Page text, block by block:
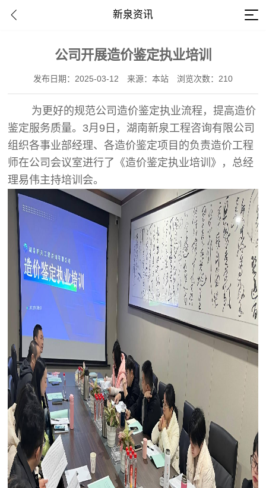
新泉资讯
公司开展造价鉴定执业培训
发布日期：2025-03-12 来源：本站 浏览次数：210
为更好的规范公司造价鉴定执业流程，提高造价
鉴定服务质量。3月9日，湖南新泉工程咨询有限公司
组织各事业部经理、各造价鉴定项目的负责造价工程
师在公司会议室进行了《造价鉴定执业培训》，总经
理易伟主持培训会。